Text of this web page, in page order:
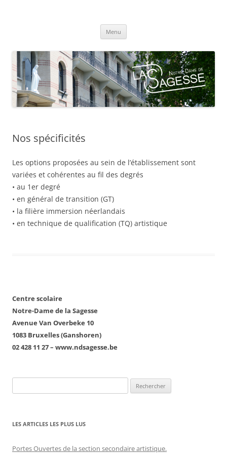
Sagesse
Menu
Nos spécificités
Les options proposées au sein de l’établissement sont
variées et cohérentes au fil des degrés
• au 1er degré
• en général de transition (GT)
• la filière immersion néerlandais
• en technique de qualification (TQ) artistique
Centre scolaire
Notre-Dame de la Sagesse
Avenue Van Overbeke 10
1083 Bruxelles (Ganshoren)
02 428 11 27 – www.ndsagesse.be
LES ARTICLES LES PLUS LUS
Portes Ouvertes de la section secondaire artistique.